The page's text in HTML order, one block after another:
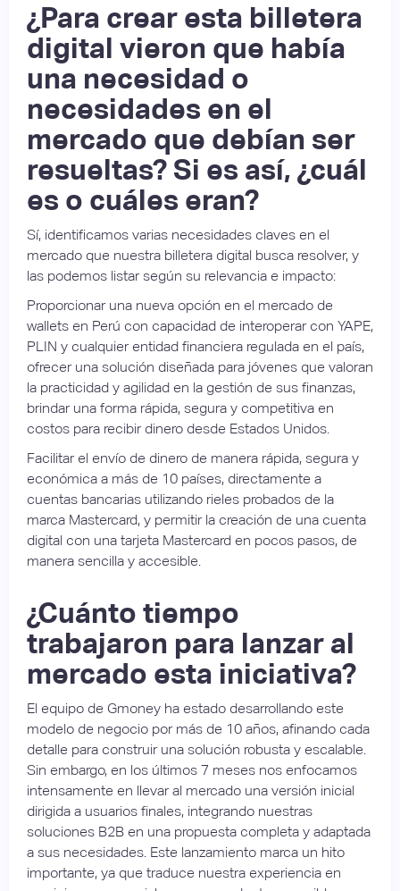
¿Para crear esta billetera
digital vieron que había
una necesidad o
necesidades en el
mercado que debían ser
resueltas? Si es así, ¿cuál
es o cuáles eran?
Sí, identificamos varias necesidades claves en el
mercado que nuestra billetera digital busca resolver, y
las podemos listar según su relevancia e impacto:
Proporcionar una nueva opción en el mercado de
wallets en Perú con capacidad de interoperar con YAPE,
PLIN y cualquier entidad financiera regulada en el país,
ofrecer una solución diseñada para jóvenes que valoran
la practicidad y agilidad en la gestión de sus finanzas,
brindar una forma rápida, segura y competitiva en
costos para recibir dinero desde Estados Unidos.
Facilitar el envío de dinero de manera rápida, segura y
económica a más de 10 países, directamente a
cuentas bancarias utilizando rieles probados de la
marca Mastercard, y permitir la creación de una cuenta
digital con una tarjeta Mastercard en pocos pasos, de
manera sencilla y accesible.
¿Cuánto tiempo
trabajaron para lanzar al
mercado esta iniciativa?
El equipo de Gmoney ha estado desarrollando este
modelo de negocio por más de 10 años, afinando cada
detalle para construir una solución robusta y escalable.
Sin embargo, en los últimos 7 meses nos enfocamos
intensamente en llevar al mercado una versión inicial
dirigida a usuarios finales, integrando nuestras
soluciones B2B en una propuesta completa y adaptada
a sus necesidades. Este lanzamiento marca un hito
importante, ya que traduce nuestra experiencia en